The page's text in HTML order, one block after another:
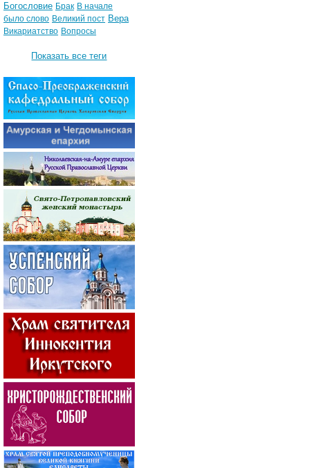
Богословие Брак В начале
было слово Великий пост Вера
Викариатство Вопросы
Показать все теги